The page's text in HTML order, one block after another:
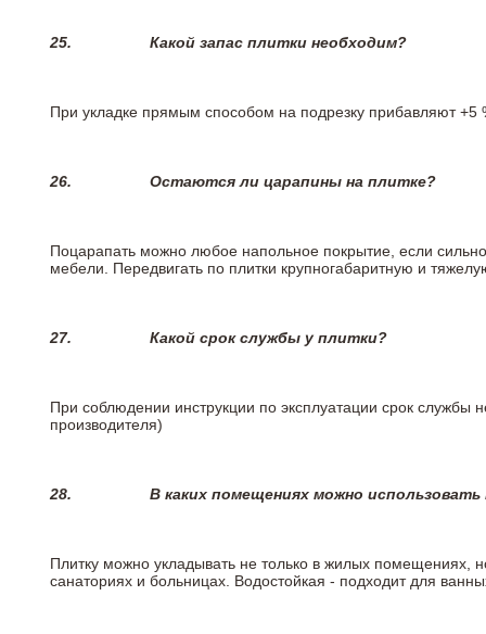
25. Какой запас плитки необходим?
При укладке прямым способом на подрезку прибавляют +5
26. Остаются ли царапины на плитке?
Поцарапать можно любое напольное покрытие, если
мебели. Передвигать по плитки крупногабаритную и
27. Какой срок службы у плитки?
При соблюдении инструкции по эксплуатации срок
производителя)
28. В каких помещениях можно
Плитку можно укладывать не только в жилых помещениях,
санаториях и больницах. Водостойкая - подходит для